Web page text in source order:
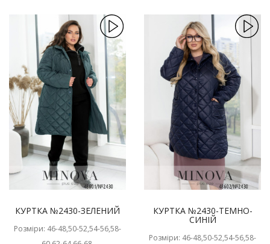
КУРТКА №2430-ЗЕЛЕНИЙ
Розміри: 46-48,50-52,54-56,58-
КУРТКА №2430-ТЕМНО-
СИНІЙ
Розміри: 46-48,50-52,54-56,58-